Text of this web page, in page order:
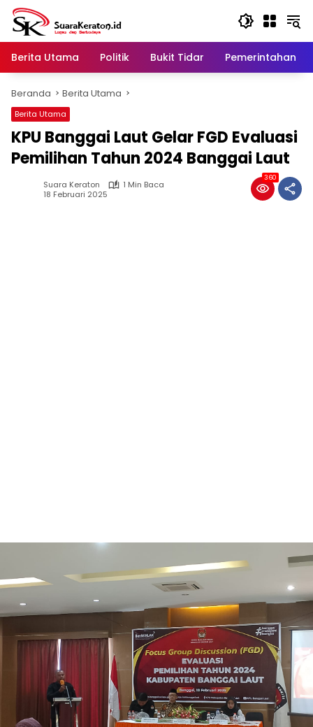
Langsung
konten
Berita Utama
Politik Bukit Tidar Pemerintahan
Beranda Berita Utama
Berita Utama
KPU Banggai Laut Gelar FGD Evaluasi
Pemilihan Tahun 2024 Banggai Laut
Suara Keraton
1 Min Baca
18 Februari 2025
360